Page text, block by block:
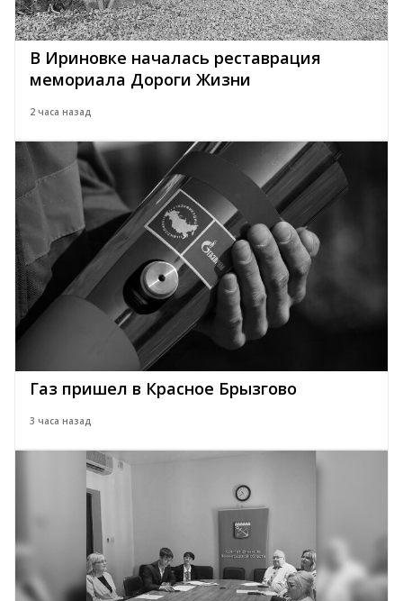
В Ириновке началась реставрация
мемориала Дороги Жизни
2 часа назад
Газ пришел в Красное Брызгово
3 часа назад